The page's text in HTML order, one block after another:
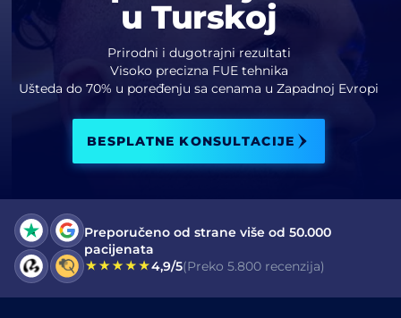
Pročitao/la sam i prihvatam saglasnost za komercijalne elektronske poruke
POŠALJI
u Turskoj
Prirodni i dugotrajni rezultati
Visoko precizna FUE tehnika
Ušteda do 70% u poređenju sa cenama u Zapadnoj Evropi
BESPLATNE KONSULTACIJE
Preporučeno od strane više od 50.000
pacijenata
4,9/5(Preko 5.800 recenzija)